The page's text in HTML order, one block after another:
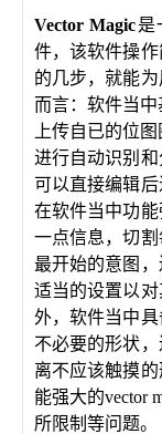
​​Vector Magic是
件，该软件操
的几步，就能
而言：软件当中
上传自已的位
进行自动识别
可以直接编辑后
在软件当中功
一点信息，切
最开始的意图
适当的设置以
外，软件当中
不必要的形状
离不应该触摸
能强大的vector
所限制等问题。